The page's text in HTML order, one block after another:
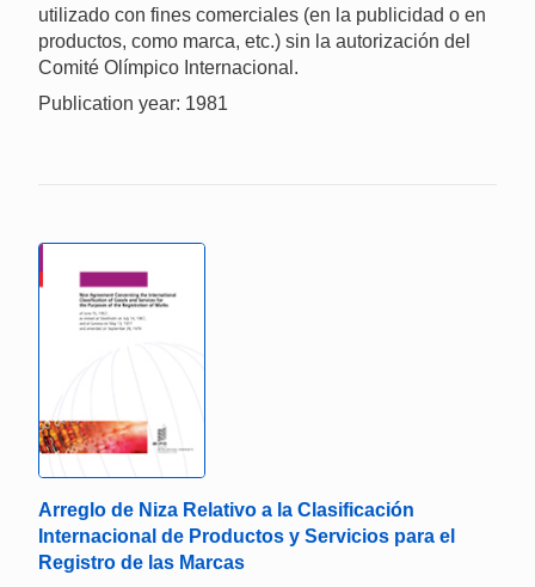
utilizado con fines comerciales (en la publicidad o en
productos, como marca, etc.) sin la autorización del
Comité Olímpico Internacional.
Publication year: 1981
Arreglo de Niza Relativo a la Clasificación
Internacional de Productos y Servicios para el
Registro de las Marcas